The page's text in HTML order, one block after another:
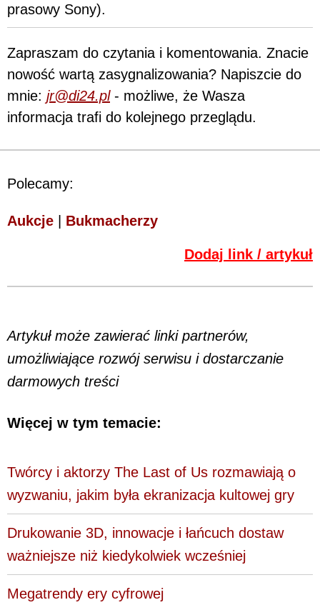
prasowy Sony).
Zapraszam do czytania i komentowania. Znacie
nowość wartą zasygnalizowania? Napiszcie do
mnie: jr@di24.pl- możliwe, że Wasza
informacja trafi do kolejnego przeglądu.
Polecamy:
Aukcje Bukmacherzy
Dodaj link / artykuł
Artykuł może zawierać linki partnerów,
umożliwiające rozwój serwisu i dostarczanie
darmowych treści
Więcej w tym temacie:
Twórcy i aktorzy The Last of Us rozmawiają o
wyzwaniu, jakim była ekranizacja kultowej gry
Drukowanie 3D, innowacje i łańcuch dostaw
ważniejsze niż kiedykolwiek wcześniej
Megatrendy ery cyfrowej